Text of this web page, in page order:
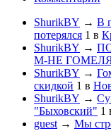
ShurikBY → В
потерялся 1 в
ShurikBY →
М-НЕ
ShurikBY →
скидкой 1 в
ShurikBY →
"Быховский" 1
guest → Мы